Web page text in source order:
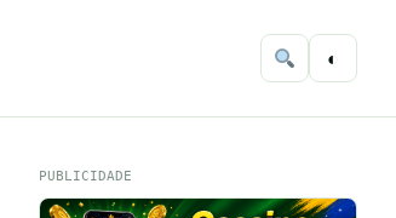
◐
PUBLICIDADE